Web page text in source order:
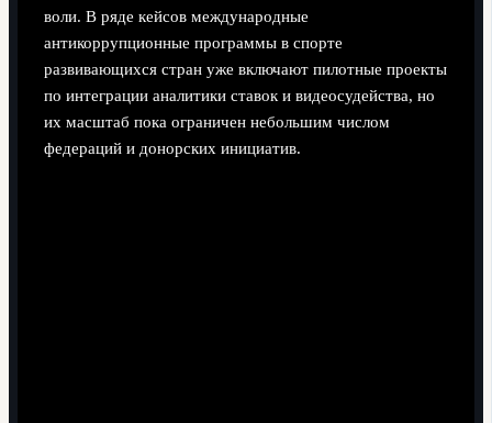
воли. В ряде кейсов международные
антикоррупционные программы в спорте
развивающихся стран уже включают пилотные проекты
по интеграции аналитики ставок и видеосудейства, но
их масштаб пока ограничен небольшим числом
федераций и донорских инициатив.